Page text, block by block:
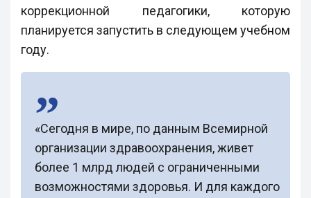
коррекционной педагогики, которую
планируется запустить в следующем учебном
году.
«Сегодня в мире, по данным Всемирной
организации здравоохранения, живет
более 1 млрд людей с ограниченными
возможностями здоровья. И для каждого